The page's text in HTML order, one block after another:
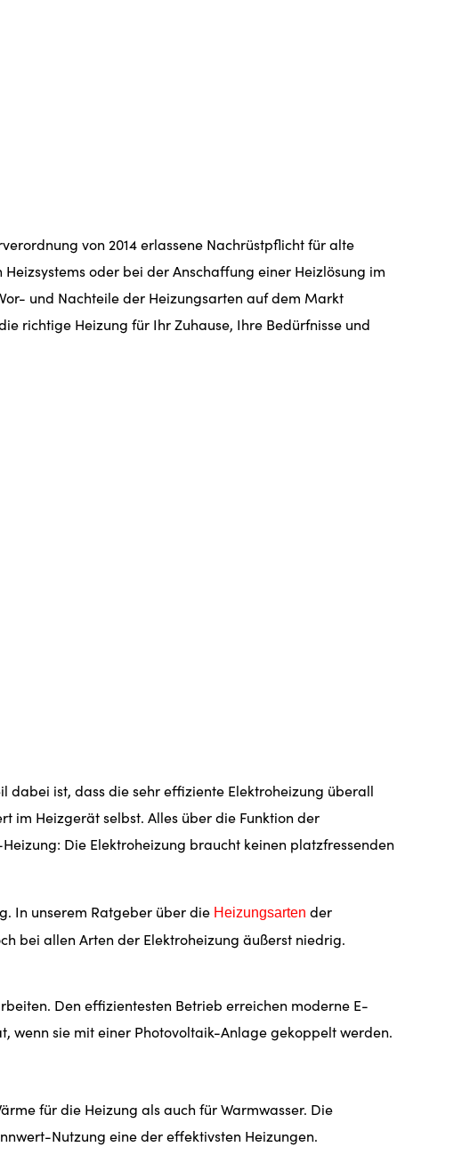
von 2014 erlassene Nachrüstpflicht für alte
oder bei der Anschaffung einer Heizlösung im
und Nachteile der Heizungsarten auf dem Markt
richtige Heizung für Ihr Zuhause, Ihre Bedürfnisse und
dabei ist, dass die sehr effiziente Elektroheizung überall
im Heizgerät selbst. Alles über die Funktion der
Die Elektroheizung braucht keinen platzfressenden
In unserem Ratgeber über die Heizungsarten der
bei allen Arten der Elektroheizung äußerst niedrig.
Den effizientesten Betrieb erreichen moderne E-
wenn sie mit einer Photovoltaik-Anlage gekoppelt werden.
für die Heizung als auch für Warmwasser. Die
Nutzung eine der effektivsten Heizungen.